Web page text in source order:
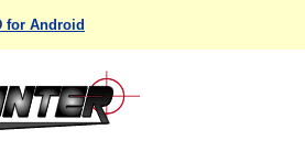
for Android